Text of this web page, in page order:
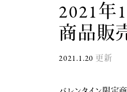
2021年
商品販
2021.1.20 更新